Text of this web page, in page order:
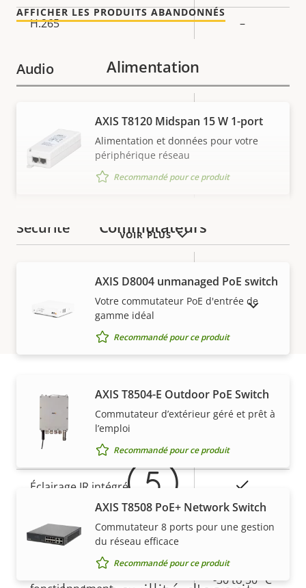
H.265 –
Audio
propriété
la
propriété
Réseau
Valeur de
Sécurité
la
propriété
Démarrage sécurisé –
Secure keystore
Description
de la
Valeur de
propriété
Focus à distance –
Zoom à distance
Éclairage IR intégré
Stockage local (fente pour
carte mémoire)
Oui
Température de
-30 to 50 °C
AFFICHER LES PRODUITS ABANDONNÉS
VOIR PLUS
Alimentation
AXIS T8120 Midspan 15 W 1-port
Alimentation et données pour votre
périphérique réseau
Recommandé pour ce produit
Commutateurs
AXIS ​D8004 unmanaged PoE switch
Votre commutateur PoE d'entrée de
gamme idéal
Recommandé pour ce produit
AXIS T8504-E Outdoor PoE Switch
Commutateur d’extérieur géré et prêt à
l’emploi
Recommandé pour ce produit
AXIS T8508 PoE+ Network Switch
Commutateur 8 ports pour une gestion
du réseau efficace
Recommandé pour ce produit
AFFICHER LES PRODUITS ABANDONNÉS
Garantie
5 ans de garantie pour plus